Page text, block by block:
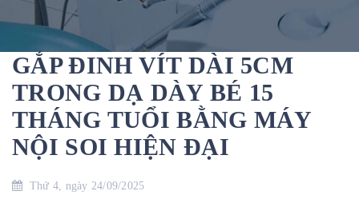
GẮP ĐINH VÍT DÀI 5CM
TRONG DẠ DÀY BÉ 15
THÁNG TUỔI BẰNG MÁY
NỘI SOI HIỆN ĐẠI
Thứ 4, ngày 24/09/2025